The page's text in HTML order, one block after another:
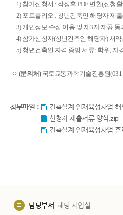
1) 참가신청서 : 작성후 PDF 변환(신청
2) 포트폴리오 : 청년건축인 해당자 제
3) 개인정보 수집 ·이용 및 제3자 제공 동
4) ​참가신청자(청년건축인 해당자) 서약
5) 청년건축인 자격 증빙 서류: 학위, 자
ㅇ (문의처)국토교통과학기술진흥원
첨부파일 :
건축설계 인재육성사업
신청자 제출서류 양식.zip
건축설계 인재육성사업
담당부서 해당 사업실